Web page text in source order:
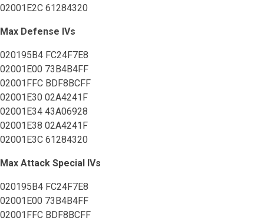
02001E2C 61284320
Max Defense IVs
020195B4 FC24F7E8
02001E00 73B4B4FF
02001FFC BDF8BCFF
02001E30 02A4241F
02001E34 43A06928
02001E38 02A4241F
02001E3C 61284320
Max Attack Special IVs
020195B4 FC24F7E8
02001E00 73B4B4FF
02001FFC BDF8BCFF